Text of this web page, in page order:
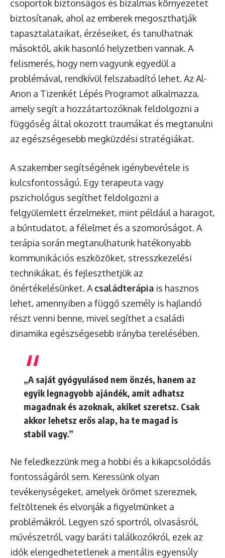
csoportok biztonságos és bizalmas környezetet
biztosítanak, ahol az emberek megoszthatják
tapasztalataikat, érzéseiket, és tanulhatnak
másoktól, akik hasonló helyzetben vannak. A
felismerés, hogy nem vagyunk egyedül a
problémával, rendkívül felszabadító lehet. Az Al-
Anon a Tizenkét Lépés Programot alkalmazza,
amely segít a hozzátartozóknak feldolgozni a
függőség által okozott traumákat és megtanulni
az egészségesebb megküzdési stratégiákat.
A szakember segítségének igénybevétele is
kulcsfontosságú. Egy terapeuta vagy
pszichológus segíthet feldolgozni a
felgyülemlett érzelmeket, mint például a haragot,
a bűntudatot, a félelmet és a szomorúságot. A
terápia során megtanulhatunk hatékonyabb
kommunikációs eszközöket, stresszkezelési
technikákat, és fejleszthetjük az
önértékelésünket. A családterápia is hasznos
lehet, amennyiben a függő személy is hajlandó
részt venni benne, mivel segíthet a családi
dinamika egészségesebb irányba terelésében.
„A saját gyógyulásod nem önzés, hanem az
egyik legnagyobb ajándék, amit adhatsz
magadnak és azoknak, akiket szeretsz. Csak
akkor lehetsz erős alap, ha te magad is
stabil vagy.”
Ne feledkezzünk meg a hobbi és a kikapcsolódás
fontosságáról sem. Keressünk olyan
tevékenységeket, amelyek örömet szereznek,
feltöltenek és elvonják a figyelmünket a
problémákról. Legyen szó sportról, olvasásról,
művészetről, vagy baráti találkozókról, ezek az
idők elengedhetetlenek a mentális egyensúly